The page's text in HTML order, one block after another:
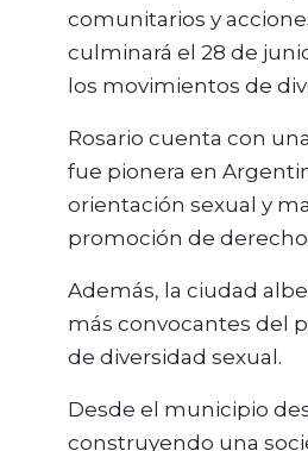
comunitarios y
culminará el 28 de
los movimientos de
Rosario cuenta con
fue pionera en
orientación sexual y
promoción de
Además, la ciudad
más convocantes del
de diversidad sexual.
Desde el municipio
construyendo una